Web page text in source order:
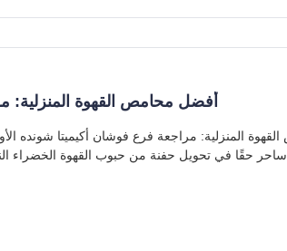
أفضل محامص القهوة المنزلية:
ساحر حقًا في تحويل حفنة من حبوب القهوة الخضراء